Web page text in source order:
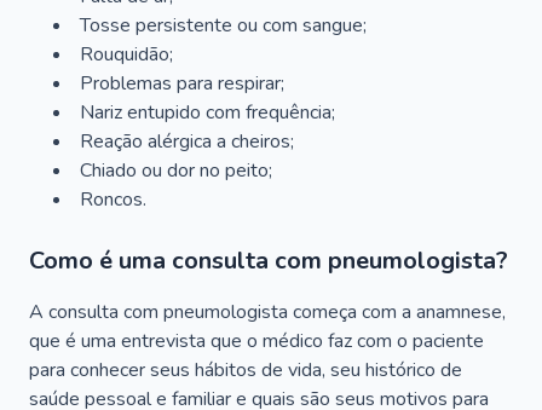
Tosse persistente ou com sangue;
Rouquidão;
Problemas para respirar;
Nariz entupido com frequência;
Reação alérgica a cheiros;
Chiado ou dor no peito;
Roncos.
Como é uma consulta com pneumologista?
A consulta com pneumologista começa com a anamnese,
que é uma entrevista que o médico faz com o paciente
para conhecer seus hábitos de vida, seu histórico de
saúde pessoal e familiar e quais são seus motivos para